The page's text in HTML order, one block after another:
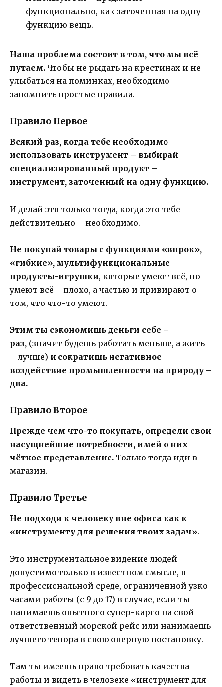
функционально, как заточенная на одну
функцию вещь.
Наша проблема состоит в том, что мы всё
путаем. Чтобы не рыдать на крестинах и не
улыбаться на поминках, необходимо
запомнить простые правила.
Правило Первое
Всякий раз, когда тебе необходимо
использовать инструмент – выбирай
специализированный продукт –
инструмент, заточенный на одну функцию.
И делай это только тогда, когда это тебе
действительно – необходимо.
Не покупай товары с функциями «впрок»,
«гибкие», мультифункциональные
продукты-игрушки, которые умеют всё, но
умеют всё – плохо, а частью и привирают о
том, что что-то умеют.
Этим ты сэкономишь деньги себе –
раз, (значит будешь работать меньше, а жить
– лучше) и сократишь негативное
воздействие промышленности на природу –
два.
Правило Второе
Прежде чем что-то покупать, определи свои
насущнейшие потребности, имей о них
чёткое представление. Только тогда иди в
магазин.
Правило Третье
Не подходи к человеку вне офиса как к
«инструменту для решения твоих задач».
Это инструментальное видение людей
допустимо только в известном смысле, в
профессиональной среде, ограниченной узко
часами работы (с 9 до 17) в случае, если ты
нанимаешь опытного супер-карго на свой
ответственный морской рейс или нанимаешь
лучшего тенора в свою оперную постановку.
Там ты имеешь право требовать качества
работы и видеть в человеке «инструмент для